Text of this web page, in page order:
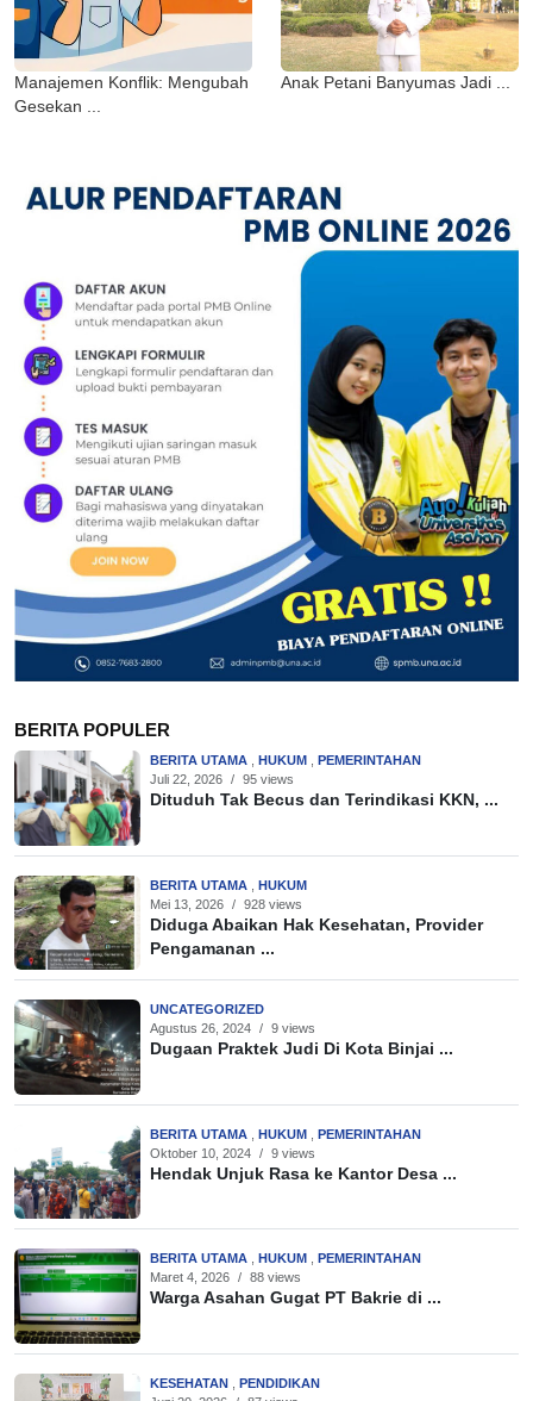
Manajemen Konflik: Mengubah
Gesekan ...
Anak Petani Banyumas Jadi ...
BERITA POPULER
BERITA UTAMA , HUKUM , PEMERINTAHAN
Juli 22, 2026 / 95 views
Dituduh Tak Becus dan Terindikasi KKN, ...
BERITA UTAMA
HUKUM
Mei 13, 2026 / 928 views
Diduga Abaikan Hak Kesehatan, Provider
Pengamanan ...
UNCATEGORIZED
Agustus 26, 2024 / 9 views
Dugaan Praktek Judi Di Kota Binjai ...
BERITA UTAMA HUKUM
PEMERINTAHAN
Oktober 10, 2024 / 9 views
Hendak Unjuk Rasa ke Kantor Desa ...
BERITA UTAMA , HUKUM , PEMERINTAHAN
Maret 4, 2026 / 88 views
Warga Asahan Gugat PT Bakrie di ...
KESEHATAN
PENDIDIKAN